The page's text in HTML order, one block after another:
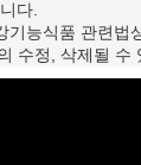
다.
능식품 관련법
수정, 삭제될 수